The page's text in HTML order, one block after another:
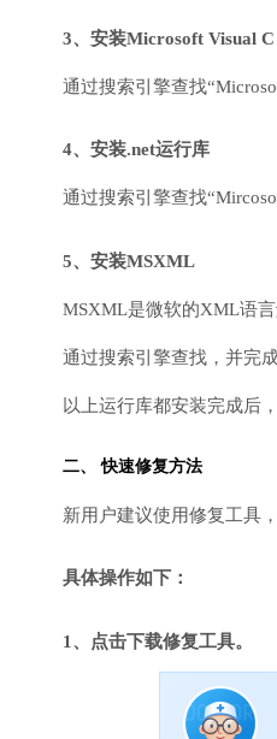
3、安装Microsoft Visual
通过搜索引擎查找
4、安装.net运行库
通过搜索引擎查找
5、安装MSXML
MSXML是微软的XML语
通过搜索引擎查找，并完成
以上运行库都安装完成后
二、 快速修复方法
新用户建议使用修复工具
具体操作如下：
1、点击下载修复工具。